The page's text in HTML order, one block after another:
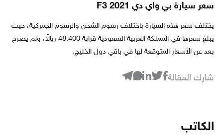
سعر سيارة بي واي دي F3 2021
يختلف سعر هذه السيارة باختلاف رسوم الشحن والرسوم الجمركية، حيث
يبلغ سعرها في المملكة العربية السعودية قرابة 48.400 ريالاً، ولم يصرح
بعد عن الأسعار المتوقعة لها في باقي دول الخليج.
شارك المقالة
الكاتب